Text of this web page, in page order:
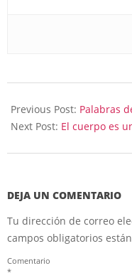
08-
01
Previous Post: Palabras
Next Post: El cuerpo es
DEJA UN COMENTARIO
Tu dirección de correo
campos obligatorios
Comentario